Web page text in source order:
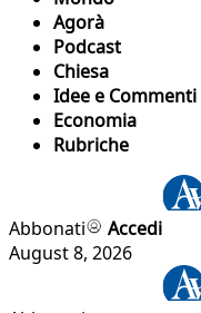
Agorà
Podcast
Chiesa
Idee e Commenti
Economia
Rubriche
Abbonati
Accedi
August 8, 2026